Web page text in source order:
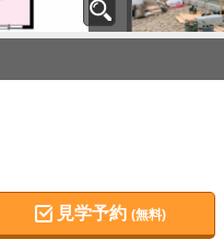
見学予約(無料)